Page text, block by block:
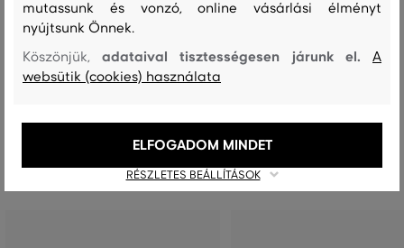
talpbetét
100 %
Ajánlott termékek
mutassunk és vonzó, online vásárlási élményt
nyújtsunk Önnek.
Köszönjük,adataival tisztességesen járunk el.A
websütik (cookies) használata
RÉSZLETES BEÁLLÍTÁSOK
ELFOGADOM MINDET